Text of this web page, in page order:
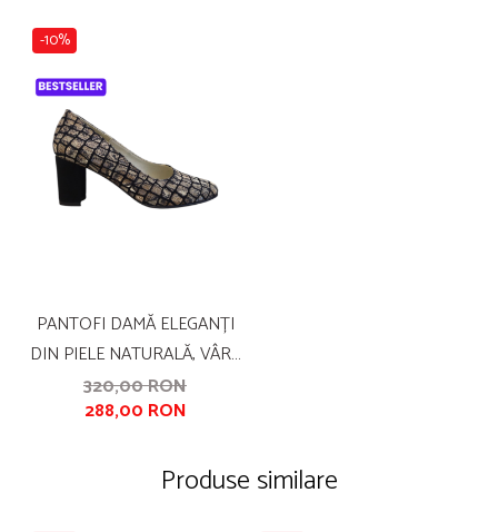
-10%
PANTOFI DAMĂ ELEGANȚI
DIN PIELE NATURALĂ, VÂRF
ROTUND, TOC MASIV 6 CM,
IMPRIMEU PYTHON GOLDEN
320,00 RON
288,00 RON
Produse similare